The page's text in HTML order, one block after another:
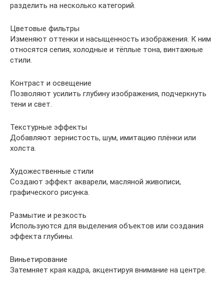
разделить на несколько категорий.
Цветовые фильтры
Изменяют оттенки и насыщенность изображения. К ним
относятся сепия, холодные и тёплые тона, винтажные
стили.
Контраст и освещение
Позволяют усилить глубину изображения, подчеркнуть
тени и свет.
Текстурные эффекты
Добавляют зернистость, шум, имитацию плёнки или
холста.
Художественные стили
Создают эффект акварели, масляной живописи,
графического рисунка.
Размытие и резкость
Используются для выделения объектов или создания
эффекта глубины.
Виньетирование
Затемняет края кадра, акцентируя внимание на центре.